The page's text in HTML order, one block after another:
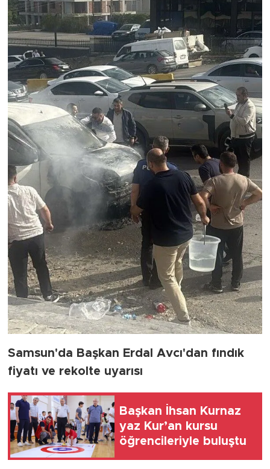
Samsun'da Başkan Erdal Avcı'dan fındık
fiyatı ve rekolte uyarısı
Başkan İhsan Kurnaz
yaz Kur’an kursu
öğrencileriyle buluştu